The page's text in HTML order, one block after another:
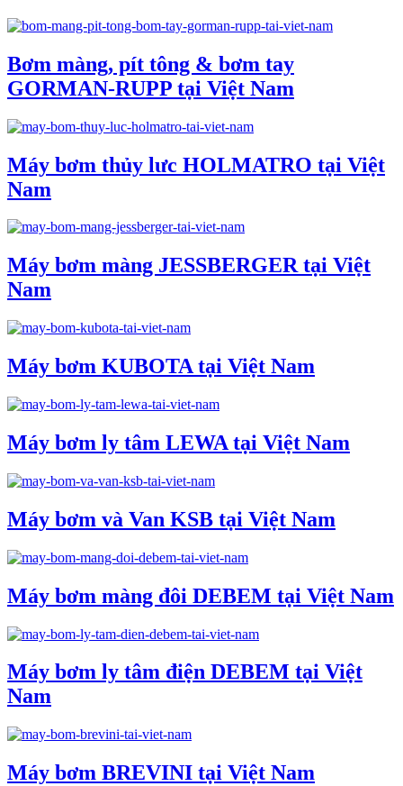
Bơm màng, pít tông & bơm tay
GORMAN-RUPP tại Việt Nam
Máy bơm thủy lưc HOLMATRO tại Việt
Nam
Máy bơm màng JESSBERGER tại Việt
Nam
Máy bơm KUBOTA tại Việt Nam
Máy bơm ly tâm LEWA tại Việt Nam
Máy bơm và Van KSB tại Việt Nam
Máy bơm màng đôi DEBEM tại Việt Nam
Máy bơm ly tâm điện DEBEM tại Việt
Nam
Máy bơm BREVINI tại Việt Nam